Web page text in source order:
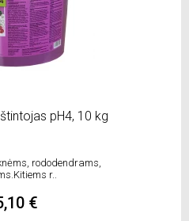
pH4, 10 kg
rododendrams,
r..
€